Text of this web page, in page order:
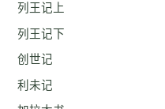
列王记上
列王记下
创世记
利未记